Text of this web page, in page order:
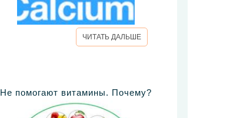
ЧИТАТЬ ДАЛЬШЕ
Не помогают витамины. Почему?